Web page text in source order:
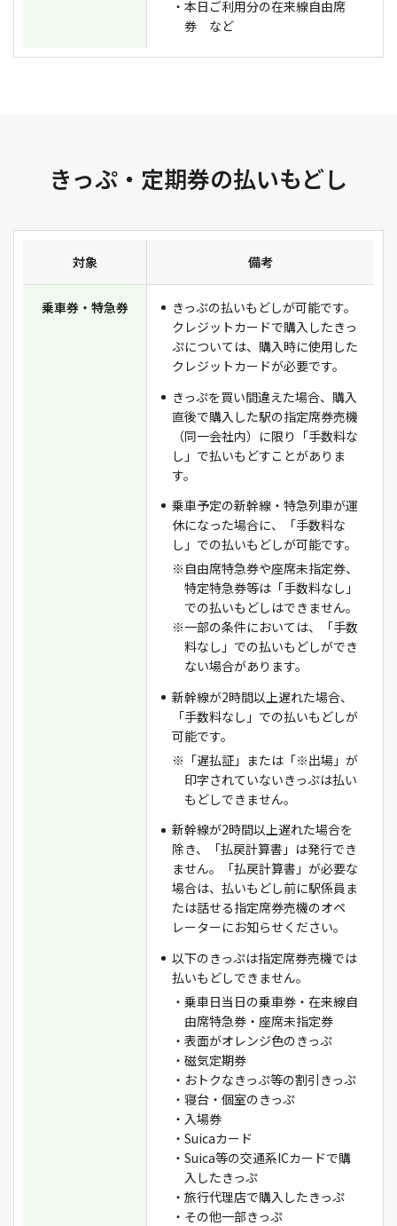
・本日ご利用分の在来線自由席
券 など
きっぷ・定期券の払いもどし
対象 備考
乗車券・特急券
きっぷの払いもどしが可能です。
クレジットカードで購入したきっ
ぷについては、購入時に使用した
クレジットカードが必要です。
きっぷを買い間違えた場合、購入
直後で購入した駅の指定席券売機
（同一会社内）に限り「手数料な
し」で払いもどすことがありま
す。
乗車予定の新幹線・特急列車が運
休になった場合に、「手数料な
し」での払いもどしが可能です。
※自由席特急券や座席未指定券、
特定特急券等は「手数料なし」
での払いもどしはできません。
※一部の条件においては、「手数
料なし」での払いもどしができ
ない場合があります。
新幹線が2時間以上遅れた場合、
「手数料なし」での払いもどしが
可能です。
※「遅払証」または「※出場」が
印字されていないきっぷは払い
もどしできません。
新幹線が2時間以上遅れた場合を
除き、「払戻計算書」は発行でき
ません。「払戻計算書」が必要な
場合は、払いもどし前に駅係員ま
たは話せる指定席券売機のオペ
レーターにお知らせください。
以下のきっぷは指定席券売機では
払いもどしできません。
・乗車日当日の乗車券・在来線自
由席特急券・座席未指定券
・表面がオレンジ色のきっぷ
・磁気定期券
・おトクなきっぷ等の割引きっぷ
・寝台・個室のきっぷ
・入場券
・Suicaカード
・Suica等の交通系ICカードで購
入したきっぷ
・旅行代理店で購入したきっぷ
・その他一部きっぷ